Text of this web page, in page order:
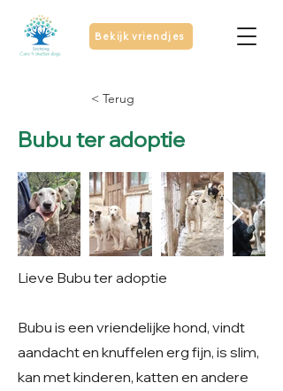
Bekijk vriendjes
< Terug
Bubu ter adoptie
Lieve Bubu ter adoptie
Bubu is een vriendelijke hond, vindt
aandacht en knuffelen erg fijn, is slim,
kan met kinderen, katten en andere